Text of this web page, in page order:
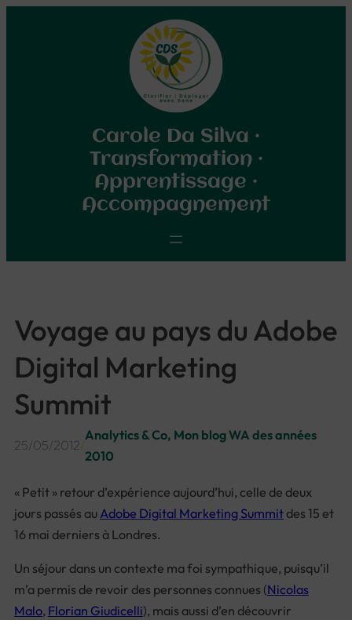
Carole Da Silva ·
Transformation ·
Apprentissage ·
Accompagnement
Voyage au pays du Adobe
Digital Marketing
Summit
25/05/2012/
Analytics & Co, Mon blog WA des années
2010
« Petit » retour d’expérience aujourd’hui, celle de deux
jours passés au Adobe Digital Marketing Summit des 15 et
16 mai derniers à Londres.
Un séjour dans un contexte ma foi sympathique, puisqu’il
m’a permis de revoir des personnes connues (Nicolas
Malo, Florian Giudicelli), mais aussi d’en découvrir